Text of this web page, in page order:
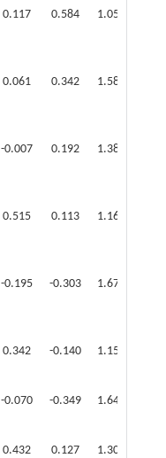
0.117 0.584 1.050
0.061 0.342 1.585
-0.007 0.192 1.385
0.515 0.113 1.160
-0.195 -0.303 1.673
0.342 -0.140 1.158
-0.070 -0.349 1.641
0.432 0.127 1.307